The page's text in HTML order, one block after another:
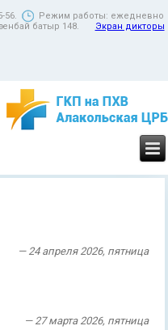
56.
Режим работы: ежедневно
батыр 148. Экран дикторы
— 24 апреля 2026, пятница
— 27 марта 2026, пятница